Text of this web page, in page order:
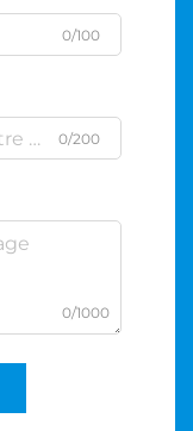
0/100
0/200
0/1000